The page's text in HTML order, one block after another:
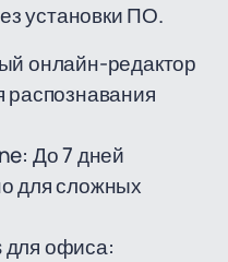
установки ПО.
онлайн-редактор
распознавания
До 7 дней
для сложных
офиса: